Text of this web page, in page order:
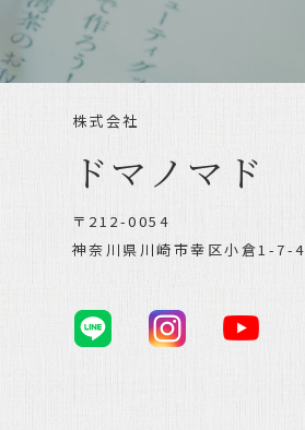
株式会社
ドマノマド
〒212-0054
神奈川県川崎市幸区小倉1-7-4